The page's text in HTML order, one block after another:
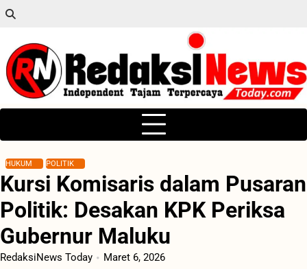
Skip
content
HUKUM POLITIK
Kursi Komisaris dalam Pusaran
Politik: Desakan KPK Periksa
Gubernur Maluku
RedaksiNews Today Maret 6, 2026